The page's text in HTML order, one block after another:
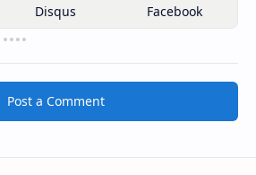
Post a Comment